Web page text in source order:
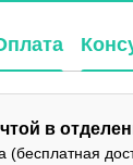
в
(бесплатная